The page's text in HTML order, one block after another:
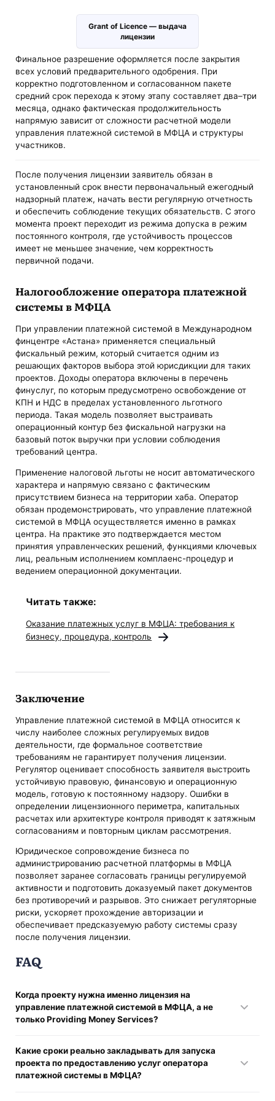
Grant of Licence — выдача
лицензии
Финальное разрешение оформляется после закрытия
всех условий предварительного одобрения. При
корректно подготовленном и согласованном пакете
средний срок перехода к этому этапу составляет два–три
месяца, однако фактическая продолжительность
напрямую зависит от сложности расчетной модели
управления платежной системой в МФЦА и структуры
участников.
После получения лицензии заявитель обязан в
установленный срок внести первоначальный ежегодный
надзорный платеж, начать вести регулярную отчетность
и обеспечить соблюдение текущих обязательств. С этого
момента проект переходит из режима допуска в режим
постоянного контроля, где устойчивость процессов
имеет не меньшее значение, чем корректность
первичной подачи.
Налогообложение оператора платежной
системы в МФЦА
При управлении платежной системой в Международном
финцентре «Астана» применяется специальный
фискальный режим, который считается одним из
решающих факторов выбора этой юрисдикции для таких
проектов. Доходы оператора включены в перечень
финуслуг, по которым предусмотрено освобождение от
КПН и НДС в пределах установленного льготного
периода. Такая модель позволяет выстраивать
операционный контур без фискальной нагрузки на
базовый поток выручки при условии соблюдения
требований центра.
Применение налоговой льготы не носит автоматического
характера и напрямую связано с фактическим
присутствием бизнеса на территории хаба. Оператор
обязан продемонстрировать, что управление платежной
системой в МФЦА осуществляется именно в рамках
центра. На практике это подтверждается местом
принятия управленческих решений, функциями ключевых
лиц, реальным исполнением комплаенс-процедур и
ведением операционной документации.
Читать также:
Оказание платежных услуг в МФЦА: требования к
бизнесу, процедура, контроль
Заключение
Управление платежной системой в МФЦА относится к
числу наиболее сложных регулируемых видов
деятельности, где формальное соответствие
требованиям не гарантирует получения лицензии.
Регулятор оценивает способность заявителя выстроить
устойчивую правовую, финансовую и операционную
модель, готовую к постоянному надзору. Ошибки в
определении лицензионного периметра, капитальных
расчетах или архитектуре контроля приводят к затяжным
согласованиям и повторным циклам рассмотрения.
Юридическое сопровождение бизнеса по
администрированию расчетной платформы в МФЦА
позволяет заранее согласовать границы регулируемой
активности и подготовить доказуемый пакет документов
без противоречий и разрывов. Это снижает регуляторные
риски, ускоряет прохождение авторизации и
обеспечивает предсказуемую работу системы сразу
после получения лицензии.
FAQ
Когда проекту нужна именно лицензия на
управление платежной системой в МФЦА, а не
только Providing Money Services?
случаях, когда компания не просто выполняет переводы
средств или иные транзакции для клиентов, а формирует
и администрирует инфраструктуру, в рамках которой
Какие сроки реально закладывать для запуска
проекта по предоставлению услуг оператора
платежной системы в МФЦА?